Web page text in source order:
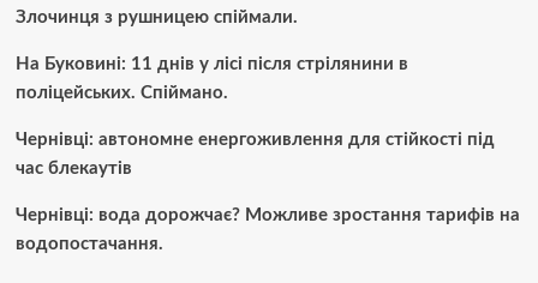
Злочинця з рушницею спіймали.
На Буковині: 11 днів у лісі після стрілянини в
поліцейських. Спіймано.
Чернівці: автономне енергоживлення для стійкості під
час блекаутів
Чернівці: вода дорожчає? Можливе зростання тарифів на
водопостачання.